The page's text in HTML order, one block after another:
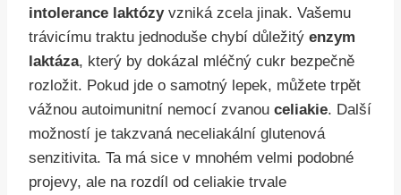
intolerance laktózyvzniká zcela jinak. Vašemu
trávicímu traktu jednoduše chybí důležitý enzym
laktáza, který by dokázal mléčný cukr bezpečně
rozložit. Pokud jde o samotný lepek, můžete trpět
vážnou autoimunitní nemocí zvanou celiakie. Další
možností je takzvaná neceliakální glutenová
senzitivita. Ta má sice v mnohém velmi podobné
projevy, ale na rozdíl od celiakie trvale